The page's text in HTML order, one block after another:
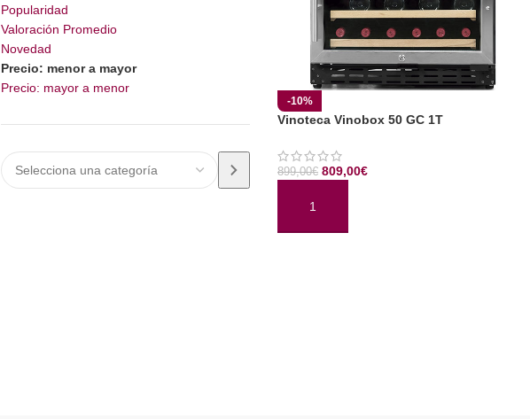
Popularidad
Valoración Promedio
Novedad
Precio: menor a mayor
Precio: mayor a menor
-10%
Vinoteca Vinobox 50 GC 1T
899,00€ 809,00€
AÑADIR AL CARRITO